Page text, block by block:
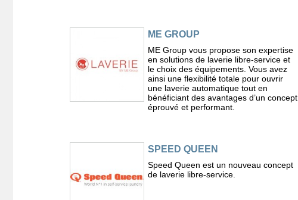
ME GROUP
ME Group vous propose son expertise
en solutions de laverie libre-service et
le choix des équipements. Vous avez
ainsi une flexibilité totale pour ouvrir
une laverie automatique tout en
bénéficiant des avantages d’un concept
éprouvé et performant.
SPEED QUEEN
Speed Queen est un nouveau concept
de laverie libre-service.